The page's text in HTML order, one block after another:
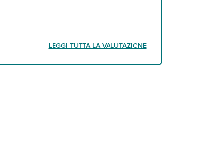
LEGGI TUTTA LA VALUTAZIONE